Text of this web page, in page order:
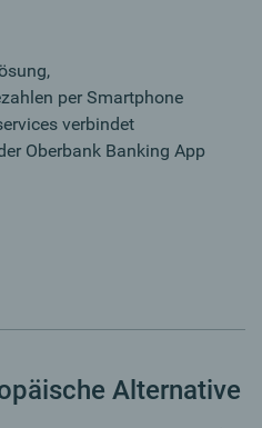
per Smartphone
verbindet
Oberbank Banking App
Alternative